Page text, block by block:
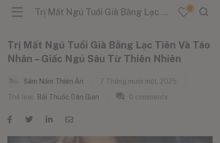
(Sản Phẩm )
Trị Mất Ngủ Tuổi Già Bằng Lạc Tiên Và Táo Nhân – Giấc Ngủ Sâu Từ Thiên Nhiên 0
Trị Mất Ngủ Tuổi Già Bằng Lạc Tiên Và Táo
Nhân – Giấc Ngủ Sâu Từ Thiên Nhiên
Sâm Nấm Thiên Ân
7 Tháng mười một, 2025
Thể loại: Bài Thuốc Dân Gian 0 comments